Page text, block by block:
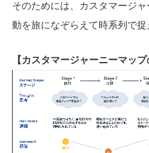
そのためには、カスタマージ
動を旅になぞらえて時系列で捉
【カスタマージャーニーマップ